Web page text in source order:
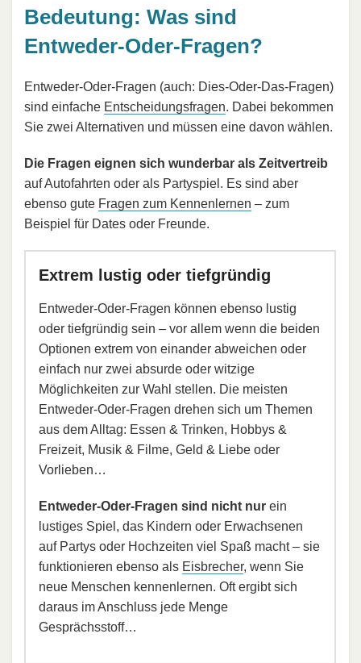
Bedeutung: Was sind
Entweder-Oder-Fragen?
Entweder-Oder-Fragen (auch: Dies-Oder-Das-Fragen)
sind einfache Entscheidungsfragen. Dabei bekommen
Sie zwei Alternativen und müssen eine davon wählen.
Die Fragen eignen sich wunderbar als Zeitvertreib
auf Autofahrten oder als Partyspiel. Es sind aber
ebenso gute Fragen zum Kennenlernen – zum
Beispiel für Dates oder Freunde.
Extrem lustig oder tiefgründig
Entweder-Oder-Fragen können ebenso lustig
oder tiefgründig sein – vor allem wenn die beiden
Optionen extrem von einander abweichen oder
einfach nur zwei absurde oder witzige
Möglichkeiten zur Wahl stellen. Die meisten
Entweder-Oder-Fragen drehen sich um Themen
aus dem Alltag: Essen & Trinken, Hobbys &
Freizeit, Musik & Filme, Geld & Liebe oder
Vorlieben…
Entweder-Oder-Fragen sind nicht nur ein
lustiges Spiel, das Kindern oder Erwachsenen
auf Partys oder Hochzeiten viel Spaß macht – sie
funktionieren ebenso als Eisbrecher, wenn Sie
neue Menschen kennenlernen. Oft ergibt sich
daraus im Anschluss jede Menge
Gesprächsstoff…